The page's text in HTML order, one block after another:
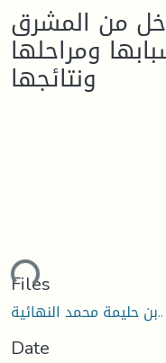
من المشرق
ومراحلها
ونتائجها
Files
Date